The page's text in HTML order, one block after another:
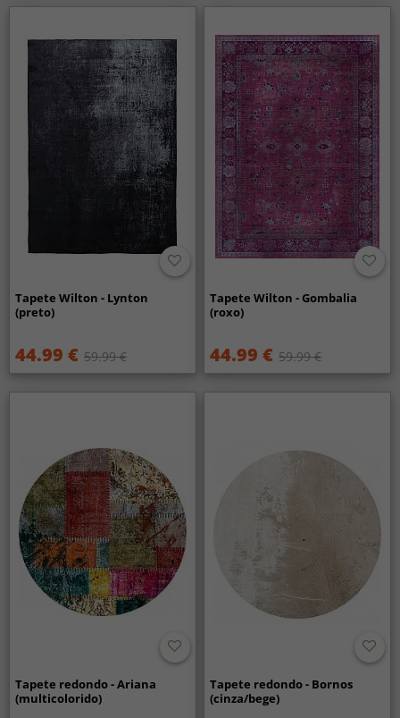
Tapete Wilton - Lynton
(preto)
44.99 € 59.99 €
Tapete Wilton - Gombalia
(roxo)
44.99 € 59.99 €
Tapete redondo - Ariana
(multicolorido)
Tapete redondo - Bornos
(cinza/bege)